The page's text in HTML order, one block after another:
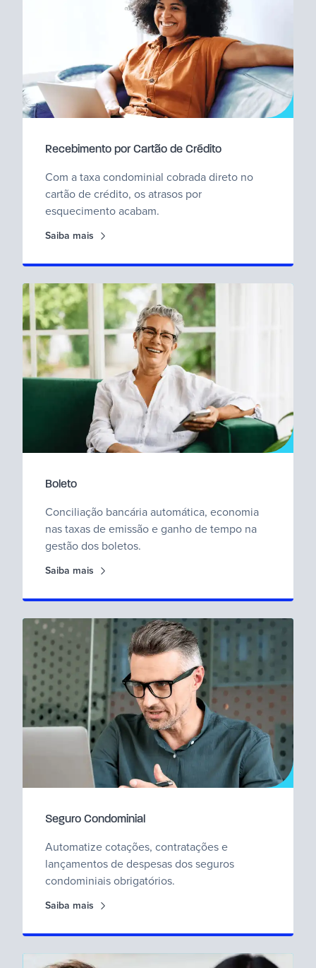
Recebimento por Cartão de Crédito
Com a taxa condominial cobrada direto no
cartão de crédito, os atrasos por
esquecimento acabam.
Saiba mais
Boleto
Conciliação bancária automática, economia
nas taxas de emissão e ganho de tempo na
gestão dos boletos.
Saiba mais
Seguro Condominial
Automatize cotações, contratações e
lançamentos de despesas dos seguros
condominiais obrigatórios.
Saiba mais